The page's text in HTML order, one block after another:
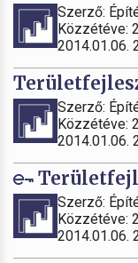
Szerző:
Közzétéve:
2014.01.06.
Szerző:
Közzétéve:
2014.01.06.
Szerző:
Közzétéve:
2014.01.06.